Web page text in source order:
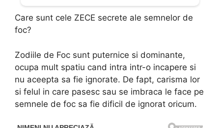
Care sunt cele ZECE secrete ale semnelor de
foc?
Zodiile de Foc sunt puternice si dominante,
ocupa mult spatiu cand intra intr-o incapere si
nu aceepta sa fie ignorate. De fapt, carisma lor
si felul in care pasesc sau se imbraca le face pe
semnele de foc sa fie dificil de ignorat oricum.